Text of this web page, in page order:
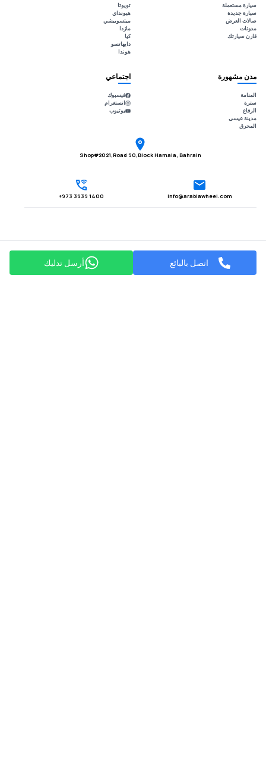
اتصل بالبائع أرسل تدليك
سيارة مستعملة
سيارة جديدة
صالات العرض
مدونات
قارن سيارتك
تويوتا
هيونداي
ميتسوبيشي
مازدا
كيا
دايهاتسو
هوندا
مدن مشهورة
المنامة
سترة
الرفاع
مدينة عيسى
المحرق
اجتماعي
فيسبوك
انستغرام
يوتيوب
Info@arabiawheel.com
1400 3939 973+
Shop#2021,Road 90,Block Hamala, Bahrain